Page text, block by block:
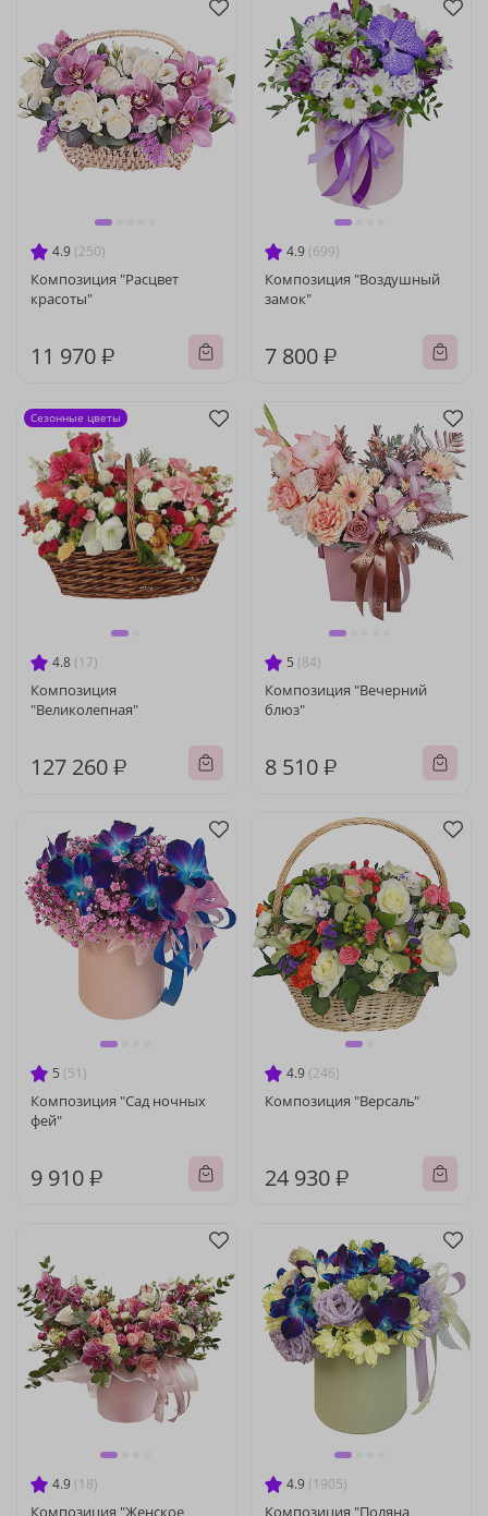
4.9 (250)
Композиция "Расцвет
красоты"
11 970 ₽
4.9 (699)
Композиция "Воздушный
замок"
7 800 ₽
4.8 (17)
Композиция
"Великолепная"
127 260 ₽
Сезонные цветы
5 (84)
Композиция "Вечерний
блюз"
8 510 ₽
5 (51)
Композиция "Сад ночных
фей"
9 910 ₽
4.9 (246)
Композиция "Версаль"
24 930 ₽
4.9 (18)
Композиция "Женское
4.9 (1905)
Композиция "Поляна